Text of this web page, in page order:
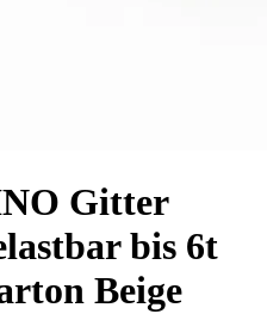
Gitter
bis 6t
Beige